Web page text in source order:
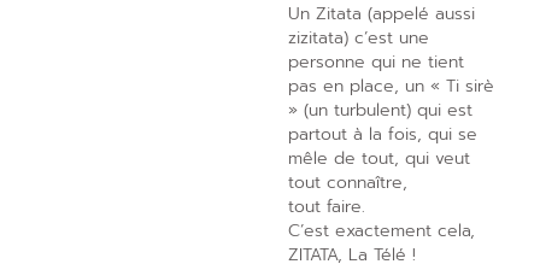
Un Zitata (appelé aussi
zizitata) c’est une
personne qui ne tient
pas en place, un « Ti sirè
» (un turbulent) qui est
partout à la fois, qui se
mêle de tout, qui veut
tout connaître,
tout faire.
C’est exactement cela,
ZITATA, La Télé !